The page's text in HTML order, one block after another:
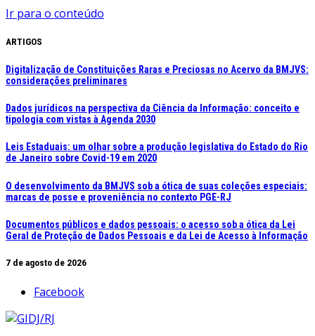
Ir para o conteúdo
ARTIGOS
Digitalização de Constituições Raras e Preciosas no Acervo da BMJVS:
considerações preliminares
Dados jurídicos na perspectiva da Ciência da Informação: conceito e
tipologia com vistas à Agenda 2030
Leis Estaduais: um olhar sobre a produção legislativa do Estado do Rio
de Janeiro sobre Covid-19 em 2020
O desenvolvimento da BMJVS sob a ótica de suas coleções especiais:
marcas de posse e proveniência no contexto PGE-RJ
Documentos públicos e dados pessoais: o acesso sob a ótica da Lei
Geral de Proteção de Dados Pessoais e da Lei de Acesso à Informação
7 de agosto de 2026
Facebook